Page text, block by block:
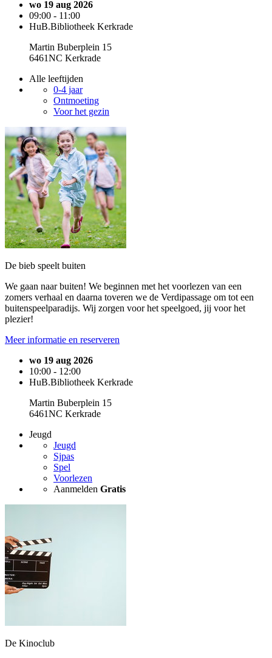
wo 19 aug 2026
09:00 - 11:00
HuB.Bibliotheek Kerkrade
Martin Buberplein 15
6461NC Kerkrade
Alle leeftijden
0-4 jaar
Ontmoeting
Voor het gezin
De bieb speelt buiten
We gaan naar buiten! We beginnen met het voorlezen van een
zomers verhaal en daarna toveren we de Verdipassage om tot een
buitenspeelparadijs. Wij zorgen voor het speelgoed, jij voor het
plezier!
Meer informatie en reserveren
wo 19 aug 2026
10:00 - 12:00
HuB.Bibliotheek Kerkrade
Martin Buberplein 15
6461NC Kerkrade
Jeugd
Jeugd
Sjpas
Spel
Voorlezen
Aanmelden Gratis
De Kinoclub